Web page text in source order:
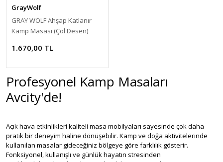
GrayWolf
GRAY WOLF Ahşap Katlanır
Kamp Masası (Çöl Desen)
1.670,00 TL
Profesyonel Kamp Masaları
Avcity'de!
Açık hava etkinlikleri kaliteli masa mobilyaları sayesinde çok daha
pratik bir deneyim haline dönüşebilir. Kamp ve doğa aktivitelerinde
kullanılan masalar gideceğiniz bölgeye göre farklılık gösterir.
Fonksiyonel, kullanışlı ve günlük hayatın stresinden